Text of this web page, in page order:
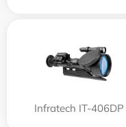
Infratech IT-406DP